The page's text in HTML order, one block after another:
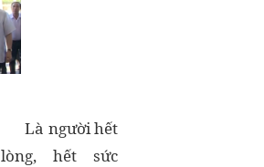
Là người hết
lòng, hết sức